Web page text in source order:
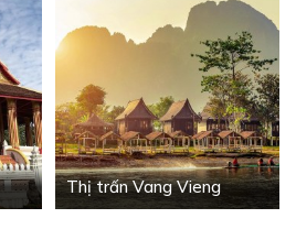
Thị trấn Vang Vieng